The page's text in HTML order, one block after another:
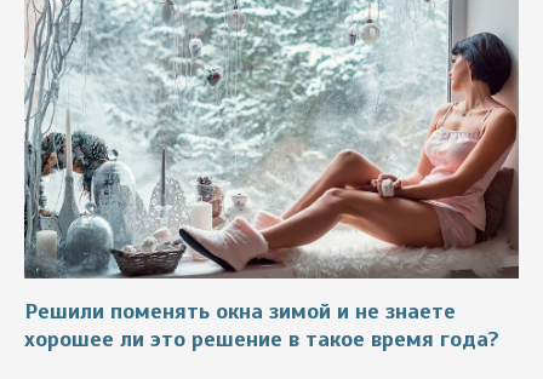
Решили поменять окна зимой и не знаете
хорошее ли это решение в такое время года?